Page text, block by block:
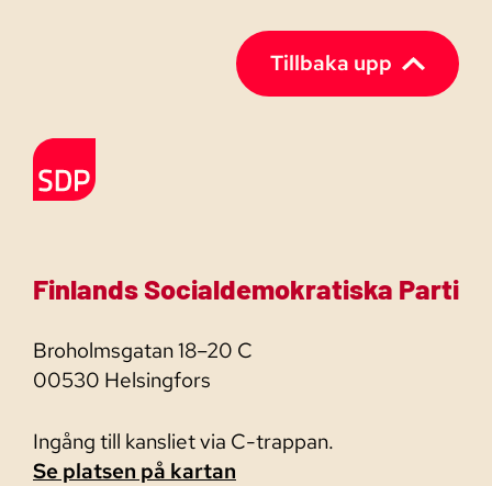
Tillbaka upp
Till förstasidan
Finlands Socialdemokratiska Parti
Broholmsgatan 18–20 C
00530 Helsingfors
Ingång till kansliet via C-trappan.
Se platsen på kartan